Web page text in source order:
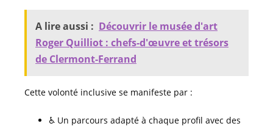
A lire aussi : Découvrir le musée d'art
Roger Quilliot : chefs-d'œuvre et trésors
de Clermont-Ferrand
Cette volonté inclusive se manifeste par :
♿ Un parcours adapté à chaque profil avec des